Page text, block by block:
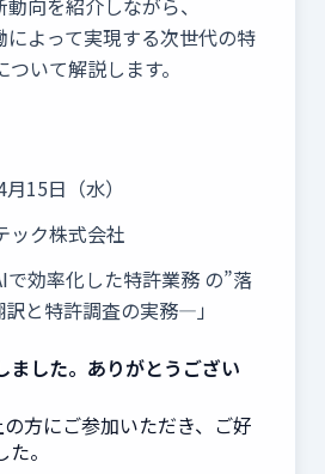
向を紹介しながら、
によって実現する次世代の特
いて解説します。
15日（水）
ック株式会社
で効率化した特許業務 の”落
と特許調査の実務―」
ました。ありがとうござい
方にご参加いただき、ご好
。